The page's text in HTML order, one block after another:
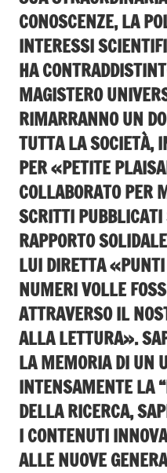
CONOSCENZE, LA
INTERESSI
HA
MAGISTERO
RIMARRANNO UN
TUTTA LA SOCIETÀ,
PER «PETITE
COLLABORATO PER
SCRITTI
RAPPORTO
LUI DIRETTA
NUMERI VOLLE
ATTRAVERSO IL
ALLA LETTURA».
LA MEMORIA DI UN
INTENSAMENTE LA
DELLA RICERCA,
I CONTENUTI
ALLE NUOVE